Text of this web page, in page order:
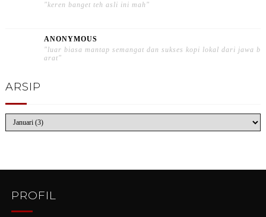
"keren banget teh asli ini mah"
ANONYMOUS
"luar biasa mantap semangat dan sukses kopi lokal dari jawa b
arat"
ARSIP
PROFIL